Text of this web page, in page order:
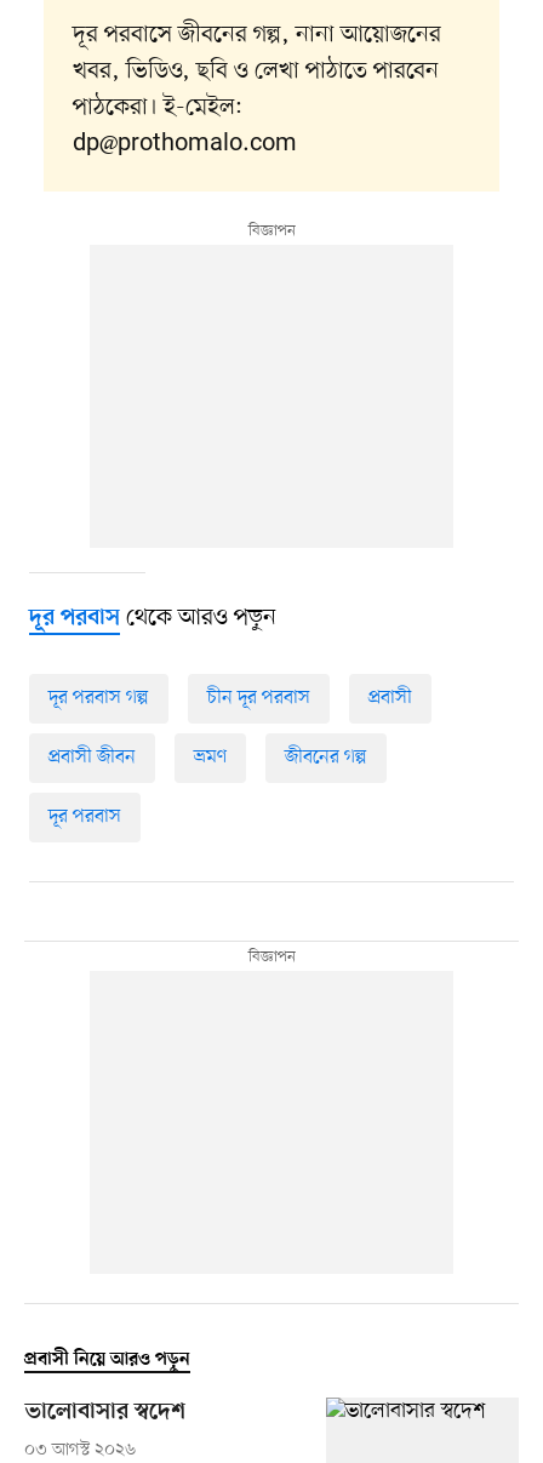
দূর পরবাসে জীবনের গল্প, নানা আয়োজনের
খবর, ভিডিও, ছবি ও লেখা পাঠাতে পারবেন
পাঠকেরা। ই-মেইল:
dp@prothomalo.com
দূর পরবাসথেকে আরও পড়ুন
দূর পরবাস গল্প চীন দূর পরবাস প্রবাসী
প্রবাসী জীবন ভ্রমণ জীবনের গল্প
দূর পরবাস
প্রবাসী নিয়ে আরও পড়ুন
ভালোবাসার স্বদেশ
০৩ আগস্ট ২০২৬